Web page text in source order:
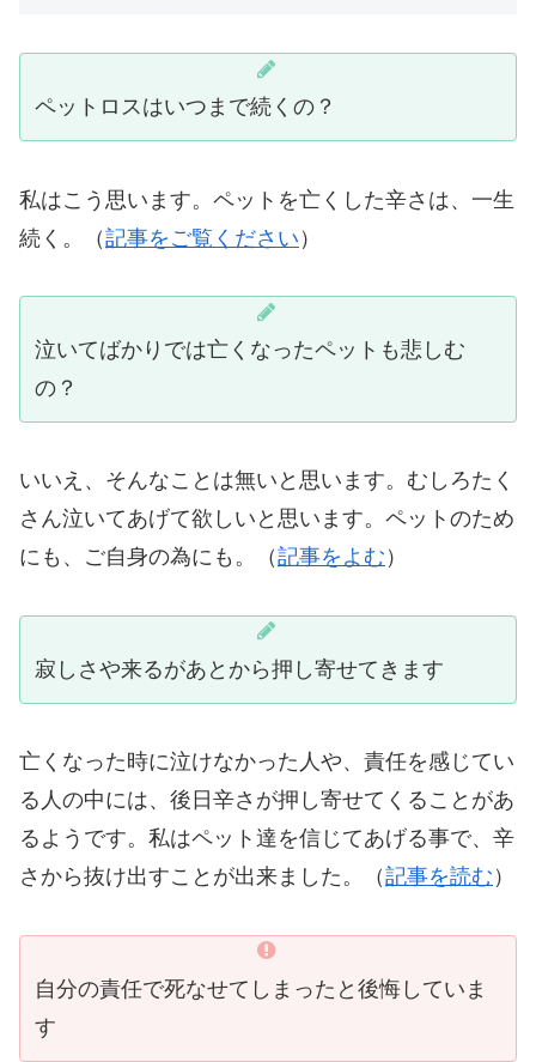
ペットロスはいつまで続くの？
私はこう思います。ペットを亡くした辛さは、一生
続く。（記事をご覧ください ）
泣いてばかりでは亡くなったペットも悲しむ
の？
いいえ、そんなことは無いと思います。むしろたく
さん泣いてあげて欲しいと思います。ペットのため
にも、ご自身の為にも。（記事をよむ ）
寂しさや来るがあとから押し寄せてきます
亡くなった時に泣けなかった人や、責任を感じてい
る人の中には、後日辛さが押し寄せてくることがあ
るようです。私はペット達を信じてあげる事で、辛
さから抜け出すことが出来ました。（記事を読む ）
自分の責任で死なせてしまったと後悔していま
す